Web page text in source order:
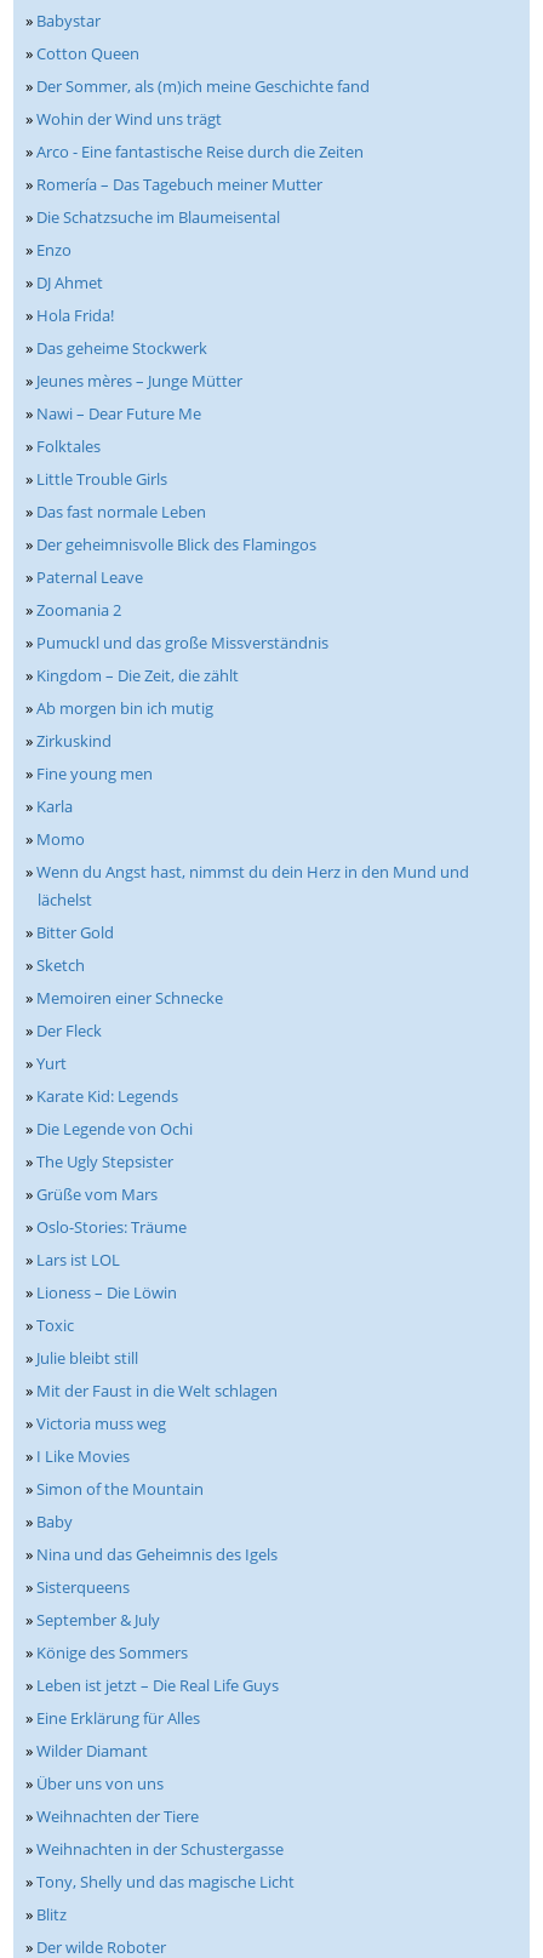
» Babystar
»Cotton Queen
» Der Sommer, als (m)ich meine Geschichte fand
»Wohin der Wind uns trägt
»Arco - Eine fantastische Reise durch die Zeiten
» Romería – Das Tagebuch meiner Mutter
» Die Schatzsuche im Blaumeisental
» Enzo
» DJ Ahmet
» Hola Frida!
» Das geheime Stockwerk
» Jeunes mères – Junge Mütter
» Nawi – Dear Future Me
» Folktales
» Little Trouble Girls
» Das fast normale Leben
» Der geheimnisvolle Blick des Flamingos
» Paternal Leave
»Zoomania 2
» Pumuckl und das große Missverständnis
» Kingdom – Die Zeit, die zählt
»Ab morgen bin ich mutig
»Zirkuskind
» Fine young men
» Karla
» Momo
»Wenn du Angst hast, nimmst du dein Herz in den Mund und
lächelst
» Bitter Gold
»Sketch
» Memoiren einer Schnecke
» Der Fleck
»Yurt
» Karate Kid: Legends
» Die Legende von Ochi
»The Ugly Stepsister
»Grüße vom Mars
»Oslo-Stories: Träume
» Lars ist LOL
» Lioness – Die Löwin
»Toxic
» Julie bleibt still
» Mit der Faust in die Welt schlagen
»Victoria muss weg
» I Like Movies
»Simon of the Mountain
» Baby
» Nina und das Geheimnis des Igels
»Sisterqueens
»September & July
» Könige des Sommers
» Leben ist jetzt – Die Real Life Guys
» Eine Erklärung für Alles
»Wilder Diamant
» Über uns von uns
»Weihnachten der Tiere
»Weihnachten in der Schustergasse
»Tony, Shelly und das magische Licht
» Blitz
» Der wilde Roboter